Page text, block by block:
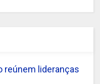
reúnem lideranças